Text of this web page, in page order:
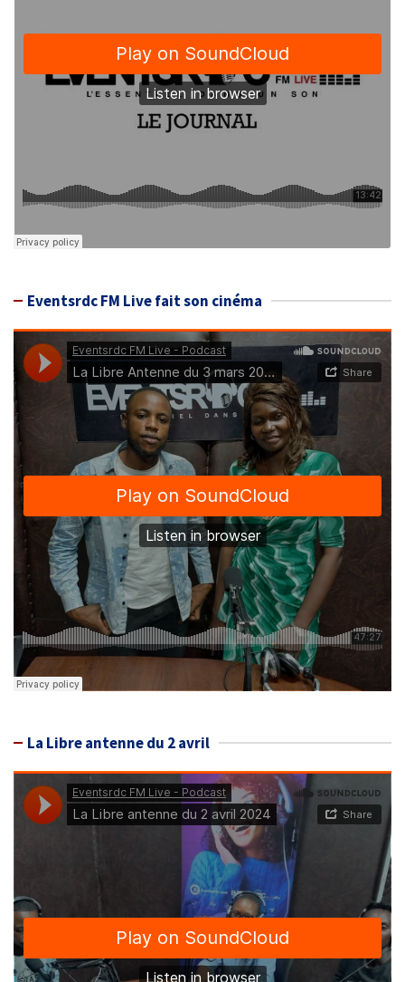
Eventsrdc FM Live fait son cinéma
La Libre antenne du 2 avril